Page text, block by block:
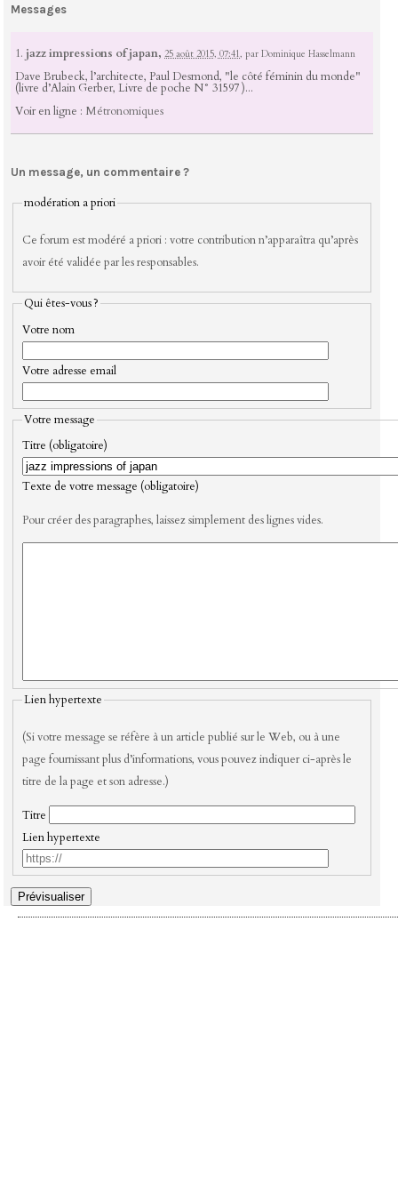
Messages
1. jazz impressions of japan,25 août 2015, 07:41,parDominique Hasselmann
Dave Brubeck, l’architecte, Paul Desmond, "le côté féminin du monde"
(livre d’Alain Gerber, Livre de poche N° 31597 )...
Voir en ligne : Métronomiques
Un message, un commentaire ?
modération a priori
Ce forum est modéré a priori : votre contribution n’apparaîtra qu’après
avoir été validée par les responsables.
Qui êtes-vous ?
Votre nom
Votre adresse email
Votre message
Titre (obligatoire)
Texte de votre message (obligatoire)
Pour créer des paragraphes, laissez simplement des lignes vides.
Lien hypertexte
(Si votre message se réfère à un article publié sur le Web, ou à une
page fournissant plus d’informations, vous pouvez indiquer ci-après le
titre de la page et son adresse.)
Titre
Lien hypertexte